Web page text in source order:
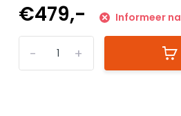
€479,- Informeer
+
-